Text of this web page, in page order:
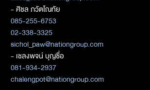
- ศิชล ภวัตโณทัย
085-255-6753
02-338-3325
sichol_paw@nationgroup.com
- เชลงพจน์ บุญซื่อ
081-934-2937
chalengpot@nationgroup.com